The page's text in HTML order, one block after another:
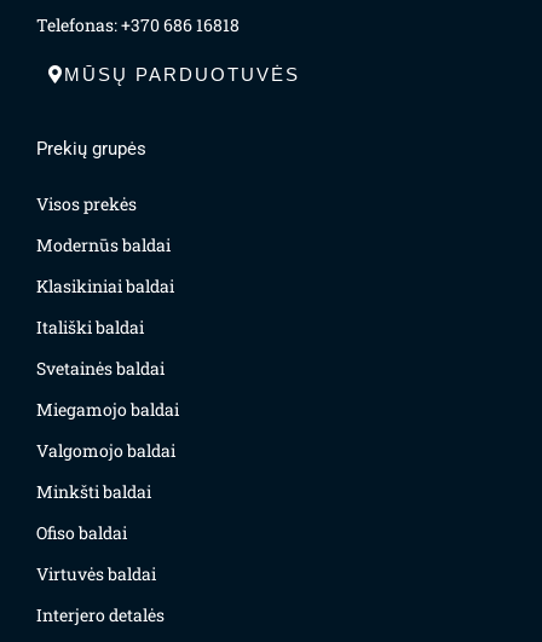
Telefonas: +370 686 16818
MŪSŲ PARDUOTUVĖS
Prekių grupės
Visos prekės
Modernūs baldai
Klasikiniai baldai
Itališki baldai
Svetainės baldai
Miegamojo baldai
Valgomojo baldai
Minkšti baldai
Ofiso baldai
Virtuvės baldai
Interjero detalės